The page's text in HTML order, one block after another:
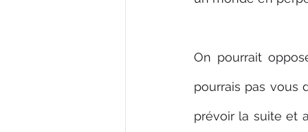
On pourrait
pourrais pas vous
prévoir la suite et